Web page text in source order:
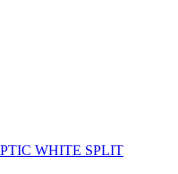
WHITE SPLIT